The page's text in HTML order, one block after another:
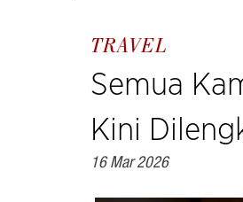
TRAVEL
Semua
Kini
16 Mar 2026